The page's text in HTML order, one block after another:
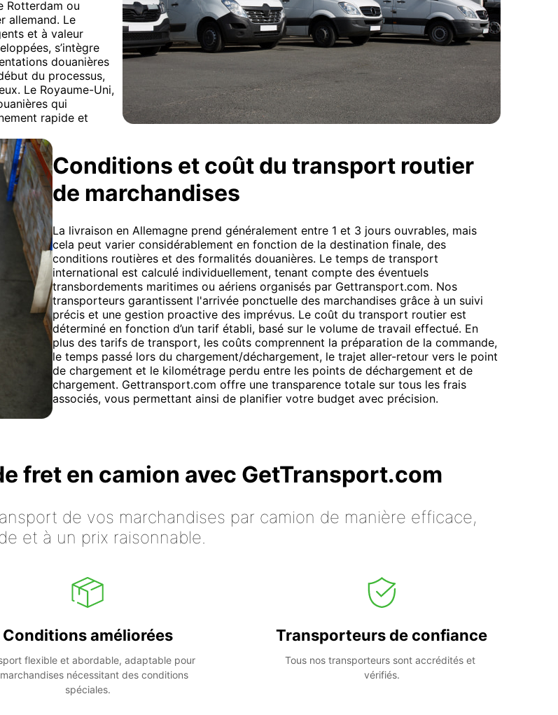
Rotterdam ou
allemand. Le
et à valeur
s’intègre
douanières
du processus,
Le Royaume-Uni,
qui
rapide et
Conditions et coût du transport routier
de marchandises
La livraison en Allemagne prend généralement entre 1 et 3 jours ouvrables, mais
cela peut varier considérablement en fonction de la destination finale, des
conditions routières et des formalités douanières. Le temps de transport
international est calculé individuellement, tenant compte des éventuels
transbordements maritimes ou aériens organisés par Gettransport.com. Nos
transporteurs garantissent l'arrivée ponctuelle des marchandises grâce à un suivi
précis et une gestion proactive des imprévus. Le coût du transport routier est
déterminé en fonction d’un tarif établi, basé sur le volume de travail effectué. En
plus des tarifs de transport, les coûts comprennent la préparation de la commande,
le temps passé lors du chargement/déchargement, le trajet aller-retour vers le point
de chargement et le kilométrage perdu entre les points de déchargement et de
chargement. Gettransport.com offre une transparence totale sur tous les frais
associés, vous permettant ainsi de planifier votre budget avec précision.
fret en camion avec GetTransport.com
de vos marchandises par camion de manière efficace,
et à un prix raisonnable.
Conditions améliorées
flexible et abordable, adaptable pour
nécessitant des conditions
spéciales.
Transporteurs de confiance
Tous nos transporteurs sont accrédités et
vérifiés.